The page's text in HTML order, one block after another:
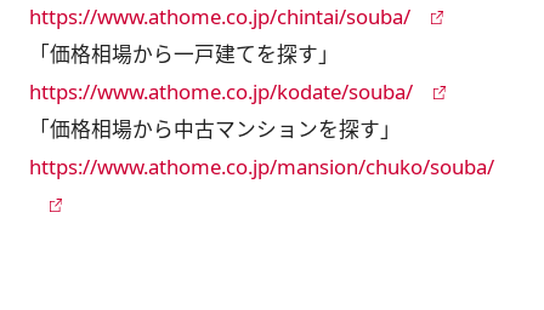
https://www.athome.co.jp/chintai/souba/
「価格相場から一戸建てを探す」
https://www.athome.co.jp/kodate/souba/
「価格相場から中古マンションを探す」
https://www.athome.co.jp/mansion/chuko/souba/